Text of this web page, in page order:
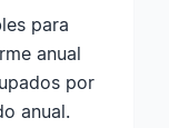
para
anual
por
anual.